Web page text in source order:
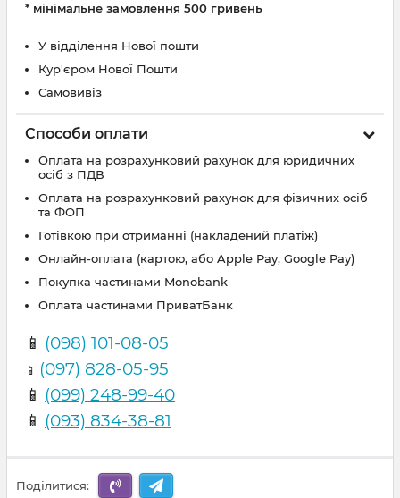
* мінімальне замовлення 500 гривень
У відділення Нової пошти
Кур'єром Нової Пошти
Самовивіз
Способи оплати
Оплата на розрахунковий рахунок для юридичних
осіб з ПДВ
Оплата на розрахунковий рахунок для фізичних осіб
та ФОП
Готівкою при отриманні (накладений платіж)
Онлайн-оплата (картою, або Apple Pay, Google Pay)
Покупка частинами Monobank
Оплата частинами ПриватБанк
📱 (098) 101-08-05
📱 (097) 828-05-95
📱 (099) 248-99-40
📱 (093) 834-38-81
Поділитися: